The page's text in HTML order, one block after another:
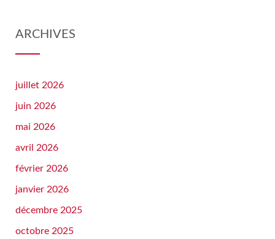
ARCHIVES
juillet 2026
juin 2026
mai 2026
avril 2026
février 2026
janvier 2026
décembre 2025
octobre 2025